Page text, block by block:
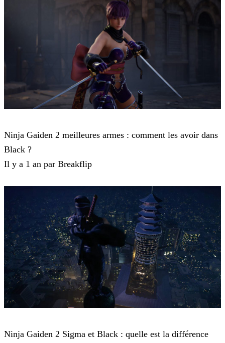
Ninja Gaiden 2 meilleures armes : comment les avoir dans
Black ?
Il y a 1 an par Breakflip
Ninja Gaiden 2 Sigma et Black : quelle est la différence